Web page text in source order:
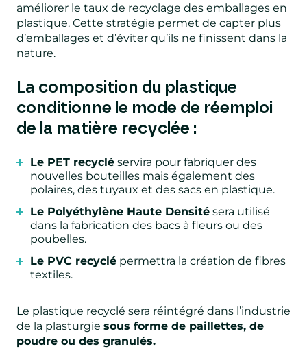
améliorer le taux de recyclage des emballages en
plastique. Cette stratégie permet de capter plus
d’emballages et d’éviter qu’ils ne finissent dans la
nature.
La composition du plastique
conditionne le mode de réemploi
de la matière recyclée :
Le PET recyclé servira pour fabriquer des
nouvelles bouteilles mais également des
polaires, des tuyaux et des sacs en plastique.
Le Polyéthylène Haute Densité sera utilisé
dans la fabrication des bacs à fleurs ou des
poubelles.
Le PVC recyclé permettra la création de fibres
textiles.
Le plastique recyclé sera réintégré dans l’industrie
de la plasturgie sous forme de paillettes, de
poudre ou des granulés.